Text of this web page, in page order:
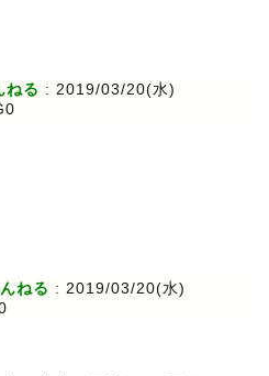
ねる : 2019/03/20(水)
ねる : 2019/03/20(水)